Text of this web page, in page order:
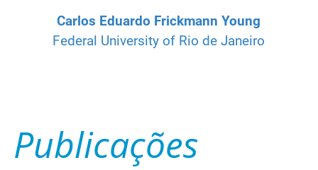
Carlos Eduardo Frickmann Young
Federal University of Rio de Janeiro
Publicações